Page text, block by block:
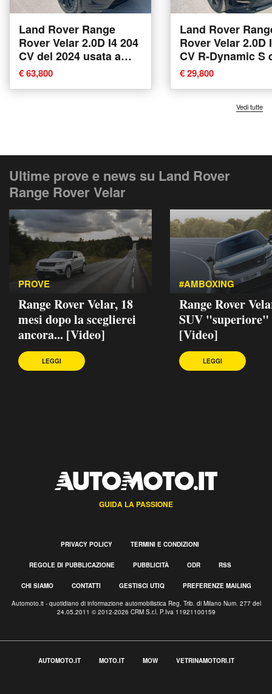
Land Rover Range
Rover Velar 2.0D I4 204
CV del 2024 usata a
Empoli
€ 63,800
Land Rover
Rover Velar 2.0D
CV R-Dynamic S
2020 usata a
€ 29,800
Vedi tutte
Ultime prove e news su Land Rover
Range Rover Velar
PROVE
Range Rover Velar, 18
mesi dopo la sceglierei
ancora... [Video]
LEGGI
#AMBOXING
Range Rover
SUV "superiore"
[Video]
LEGGI
GUIDA LA PASSIONE
PRIVACY POLICY TERMINI E CONDIZIONI
REGOLE DI PUBBLICAZIONE PUBBLICITÀ ODR RSS
CHI SIAMO CONTATTI GESTISCI UTIQ PREFERENZE MAILING
Automoto.it - quotidiano di informazione automobilistica Reg. Trib. di Milano Num. 277 del
24.05.2011 © 2012-2026 CRM S.r.l. P.Iva 11921100159
AUTOMOTO.IT MOTO.IT MOW VETRINAMOTORI.IT